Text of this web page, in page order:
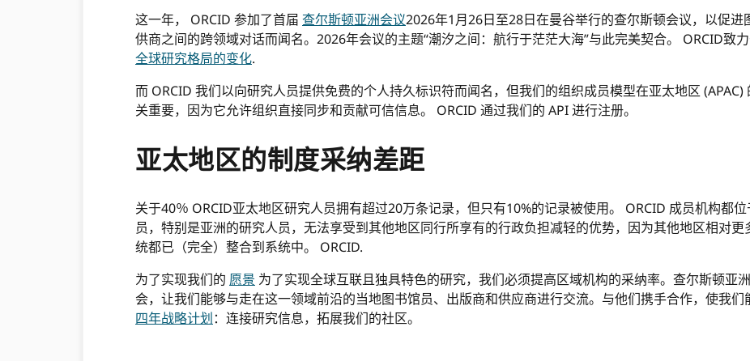
这一年， ORCID 参加了首届 查尔斯顿亚洲会议2026年1月26日至28日在曼谷举行的查尔斯顿会议，以促
供商之间的跨领域对话而闻名。2026年会议的主题“潮汐之间：航行于茫茫大海”与此完美契合。 ORCID致
全球研究格局的变化.
而 ORCID 我们以向研究人员提供免费的个人持久标识符而闻名，但我们的组织成员模型在亚太地区
关重要，因为它允许组织直接同步和贡献可信信息。 ORCID 通过我们的 API 进行注册。
亚太地区的制度采纳差距
关于40％ ORCID亚太地区研究人员拥有超过20万条记录，但只有10%的记录被使用。 ORCID 成员机构都
员，特别是亚洲的研究人员，无法享受到其他地区同行所享有的行政负担减轻的优势，因为其他地区相对更
统都已（完全）整合到系统中。 ORCID.
为了实现我们的 愿景 为了实现全球互联且独具特色的研究，我们必须提高区域机构的采纳率。查尔斯顿亚
会，让我们能够与走在这一领域前沿的当地图书馆员、出版商和供应商进行交流。与他们携手合作，使我们
四年战略计划：连接研究信息，拓展我们的社区。